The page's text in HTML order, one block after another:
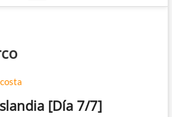
[Día 7/7]